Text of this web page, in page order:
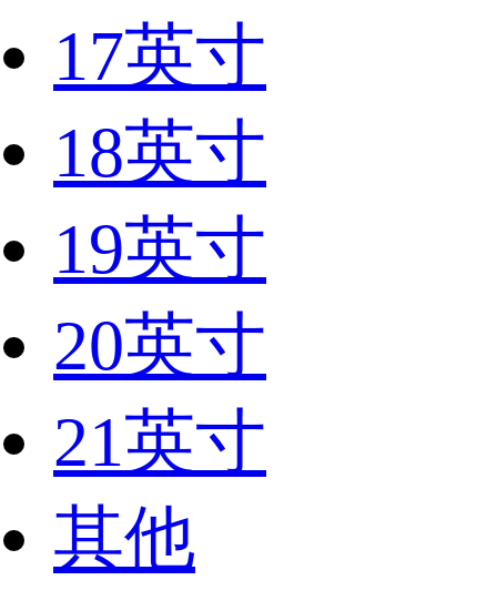
17英寸
18英寸
19英寸
20英寸
21英寸
其他